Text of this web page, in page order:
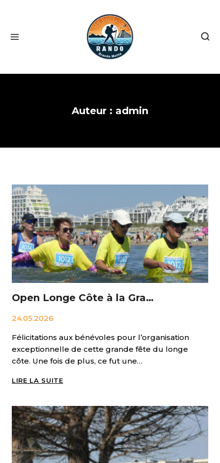
Auteur : admin
Open Longe Côte à la Grande Motte 2026 – 3ème édition
24.05.2026
Félicitations aux bénévoles pour l’organisation
exceptionnelle de cette grande fête du longe
côte. Une fois de plus, ce fut une…
LIRE LA SUITE
À
LA
GRANDE
MOTTE
2026
–